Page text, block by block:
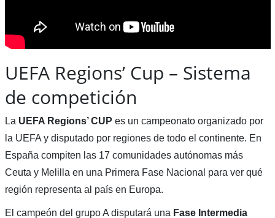
UEFA Regions’ Cup – Sistema
de competición
La UEFA Regions’ CUP es un campeonato organizado por
la UEFA y disputado por regiones de todo el continente. En
España compiten las 17 comunidades autónomas más
Ceuta y Melilla en una Primera Fase Nacional para ver qué
región representa al país en Europa.
El campeón del grupo A disputará una Fase Intermedia